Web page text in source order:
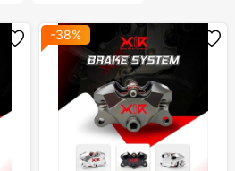
-38%